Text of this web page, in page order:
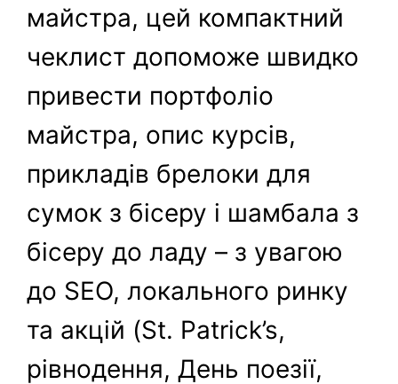
майстра, цей компактний
чеклист допоможе швидко
привести портфоліо
майстра, опис курсів,
прикладів брелоки для
сумок з бісеру і шамбала з
бісеру до ладу – з увагою
до SEO, локального ринку
та акцій (St. Patrick’s,
рівнодення, День поезії,